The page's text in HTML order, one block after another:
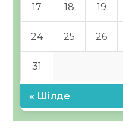
17 18 19
24 25 26
31
« Шілде